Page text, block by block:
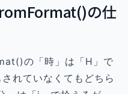
の仕
の「時」は「H」で
れていなくてもどちら